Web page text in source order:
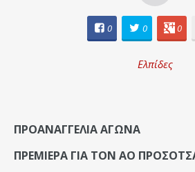
0 0 0
Ελπίδες
ΠΡΟΑΝΑΓΓΕΛΙΑ ΑΓΩΝΑ
ΠΡΕΜΙΕΡΑ ΓΙΑ ΤΟΝ ΑΟ